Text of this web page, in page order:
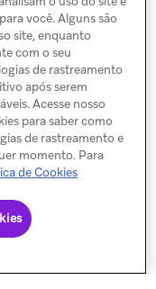
Relatórios
Privacy Policy
você. Alguns são
site, enquanto
com o seu
de rastreamento
após serem
Acesse nosso
para saber como
de rastreamento e
momento. Para
de Cookies